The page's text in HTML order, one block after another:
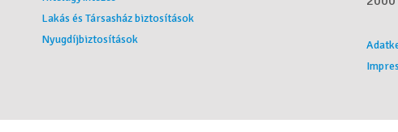
Lakás és Társasház biztosítások
Nyugdíjbiztosítások